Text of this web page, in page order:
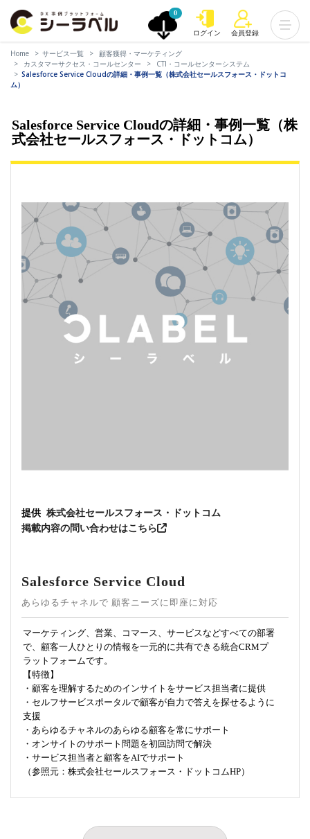
0
ログイン 会員登録
Home サービス一覧
顧客獲得・マーケティング
カスタマーサクセス・コールセンター
CTI・コールセンターシステム
Salesforce Service Cloudの詳細・事例一覧（株式会社セールスフォース・ドットコ
ム）
Salesforce Service Cloudの詳細・事例一覧（株
式会社セールスフォース・ドットコム）
提供 株式会社セールスフォース・ドットコム
掲載内容の問い合わせはこちら
Salesforce Service Cloud
あらゆるチャネルで 顧客ニーズに即座に対応
マーケティング、営業、コマース、サービスなどすべての部署
で、顧客一人ひとりの情報を一元的に共有できる統合CRMプ
ラットフォームです。
【特徴】
・顧客を理解するためのインサイトをサービス担当者に提供
・セルフサービスポータルで顧客が自力で答えを探せるように
支援
・あらゆるチャネルのあらゆる顧客を常にサポート
・オンサイトのサポート問題を初回訪問で解決
・サービス担当者と顧客をAIでサポート
（参照元：株式会社セールスフォース・ドットコムHP）